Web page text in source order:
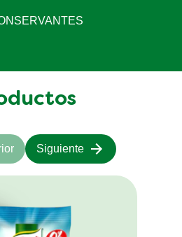
Siguiente